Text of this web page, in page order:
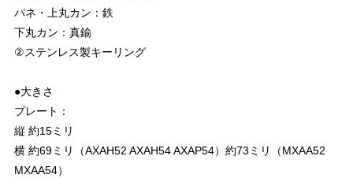
バネ・上丸カン：鉄
下丸カン：真鍮
②ステンレス製キーリング
●大きさ
プレート：
縦 約15ミリ
横 約69ミリ（AXAH52 AXAH54 AXAP54）約73ミリ（MXAA52
MXAA54）